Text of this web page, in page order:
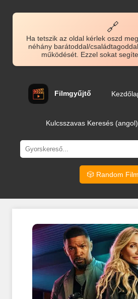
🔗
Ha tetszik az oldal kérlek oszd
néhány barátoddal/
működését. Ezzel sokat
Filmgyűjtő
Kulcsszavas Keresés (angol)
🎲 Random Film